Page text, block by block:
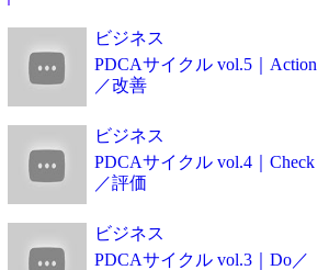
ビジネス
PDCAサイクル vol.5｜Action
／改善
ビジネス
PDCAサイクル vol.4｜Check
／評価
ビジネス
PDCAサイクル vol.3｜Do／